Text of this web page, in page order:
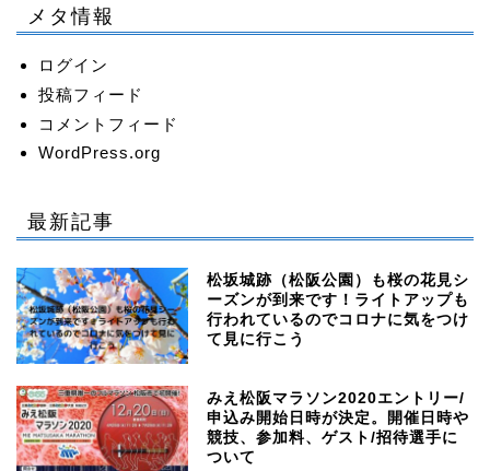
メタ情報
ログイン
投稿フィード
コメントフィード
WordPress.org
最新記事
松坂城跡（松阪公園）も桜の花見シ
ーズンが到来です！ライトアップも
行われているのでコロナに気をつけ
て見に行こう
みえ松阪マラソン2020エントリー/
申込み開始日時が決定。開催日時や
競技、参加料、ゲスト/招待選手に
ついて